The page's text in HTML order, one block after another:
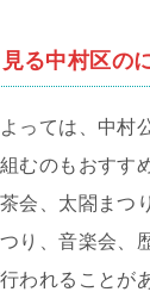
る中村区の
っては、中村
むのもおすす
会、太閤まつ
り、音楽会、
われることが